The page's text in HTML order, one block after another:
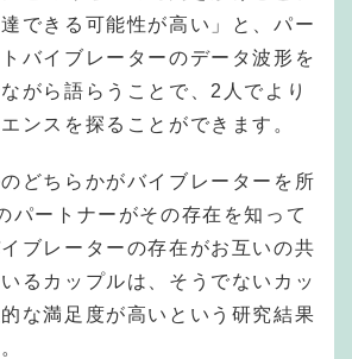
できる可能性が高い」と、パー
バイブレーターのデータ波形を
がら語らうことで、2人でより
ンスを探ることができます。
どちらかがバイブレーターを所
パートナーがその存在を知って
ブレーターの存在がお互いの共
るカップルは、そうでないカッ
な満足度が高いという研究結果